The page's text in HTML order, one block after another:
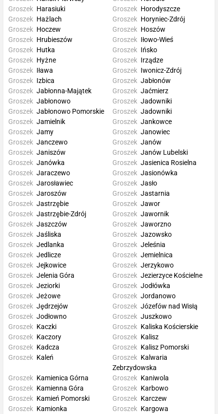
Groszek Harasiuki
Groszek Hażlach
Groszek Hoczew
Groszek Horodyszcze
Groszek Horyniec-Zdrój
Groszek Hoszów
Groszek Hrubieszów
Groszek Hutka
Groszek Hyżne
Groszek Iława
Groszek Iłowo-Wieś
Groszek Ińsko
Groszek Irządze
Groszek Iwonicz-Zdrój
Groszek Izbica
Groszek Jabłonna-Majątek
Groszek Jabłonowo
Groszek Jabłonowo Pomorskie
Groszek Jabłonów
Groszek Jaćmierz
Groszek Jadowniki
Groszek Jadowniki
Groszek Jamielnik
Groszek Jamy
Groszek Janczewo
Groszek Janiszów
Groszek Jankowce
Groszek Janowiec
Groszek Janów
Groszek Janów Lubelski
Groszek Janówka
Groszek Jaraczewo
Groszek Jarosławiec
Groszek Jaroszów
Groszek Jasienica Rosielna
Groszek Jasionówka
Groszek Jasło
Groszek Jastarnia
Groszek Jastrzębie
Groszek Jastrzębie-Zdrój
Groszek Jaszczów
Groszek Jaśliska
Groszek Jawor
Groszek Jawornik
Groszek Jaworzno
Groszek Jazowsko
Groszek Jedlanka
Groszek Jedlicze
Groszek Jejkowice
Groszek Jelenia Góra
Groszek Jeleśnia
Groszek Jemielnica
Groszek Jerzykowo
Groszek Jezierzyce Kościelne
Groszek Jeziorki
Groszek Jeżowe
Groszek Jędrzejów
Groszek Jodłowno
Groszek Jodłówka
Groszek Jordanowo
Groszek Józefów nad Wisłą
Groszek Juszkowo
Groszek Kaczki
Groszek Kaczory
Groszek Kadcza
Groszek Kaleń
Groszek Kaliska Kościerskie
Groszek Kalisz
Groszek Kalisz Pomorski
Groszek Kalwaria
Zebrzydowska
Groszek Kamienica Górna
Groszek Kamienna Góra
Groszek Kamień Pomorski
Groszek Kamionka
Groszek Kaniwola
Groszek Karbowo
Groszek Karczew
Groszek Kargowa